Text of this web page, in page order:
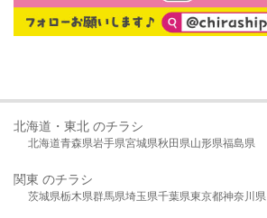
北海道・東北 のチラシ
北海道青森県岩手県宮城県秋田県山形県福島県
関東 のチラシ
茨城県栃木県群馬県埼玉県千葉県東京都神奈川県